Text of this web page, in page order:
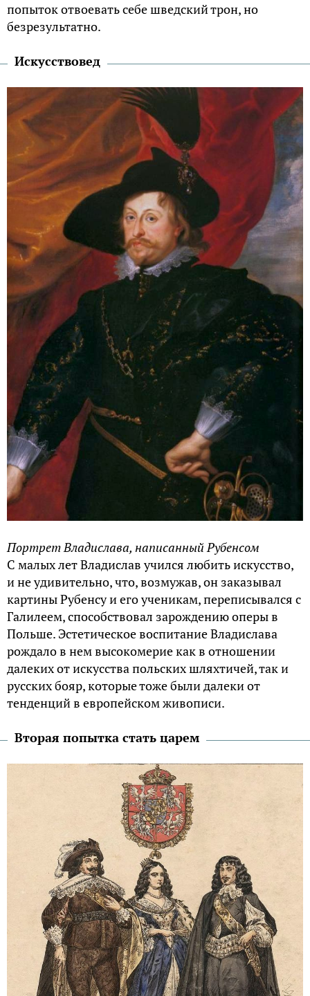
попыток отвоевать себе шведский трон, но
безрезультатно.
Искусствовед
Портрет Владислава, написанный Рубенсом
С малых лет Владислав учился любить искусство,
и не удивительно, что, возмужав, он заказывал
картины Рубенсу и его ученикам, переписывался с
Галилеем, способствовал зарождению оперы в
Польше. Эстетическое воспитание Владислава
рождало в нем высокомерие как в отношении
далеких от искусства польских шляхтичей, так и
русских бояр, которые тоже были далеки от
тенденций в европейском живописи.
Вторая попытка стать царем